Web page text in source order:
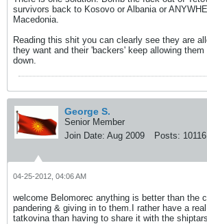
survivors back to Kosovo or Albania or
Macedonia.
Reading this shit you can clearly see they are
they want and their 'backers' keep allowing
down.
George S.
Senior Member
Join Date: Aug 2009 Posts: 10116
04-25-2012, 04:06 AM
welcome Belomorec anything is better than the
pandering & giving in to them.I rather have a
tatkovina than having to share it with the